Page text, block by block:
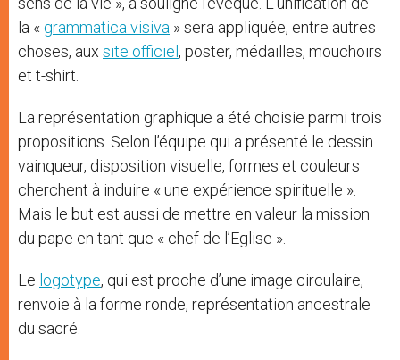
la « grammatica visiva » sera appliquée, entre autres
choses, aux site officiel , poster, médailles, mouchoirs
et t-shirt.
La représentation graphique a été choisie parmi trois
propositions. Selon l’équipe qui a présenté le dessin
vainqueur, disposition visuelle, formes et couleurs
cherchent à induire « une expérience spirituelle ».
Mais le but est aussi de mettre en valeur la mission
du pape en tant que « chef de l’Eglise ».
Le logotype, qui est proche d’une image circulaire,
renvoie à la forme ronde, représentation ancestrale
du sacré.